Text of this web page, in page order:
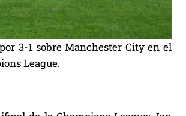
3-1 sobre Manchester City en el
League.